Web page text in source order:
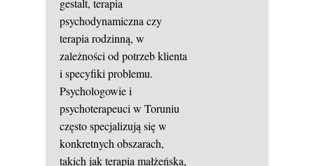
gestalt, terapia
psychodynamiczna czy
terapia rodzinną, w
zależności od potrzeb klienta
i specyfiki problemu.
Psychologowie i
psychoterapeuci w Toruniu
często specjalizują się w
konkretnych obszarach,
takich jak terapia małżeńska,